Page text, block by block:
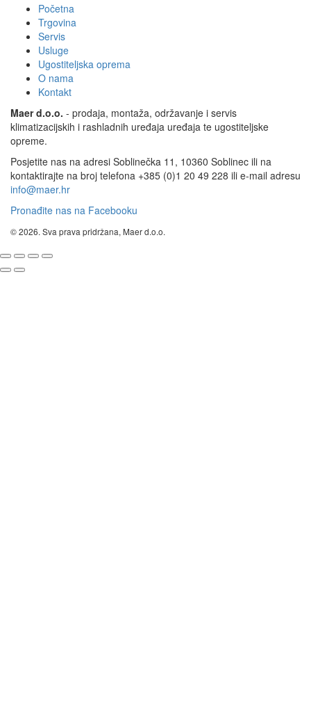
Početna
Trgovina
Servis
Usluge
Ugostiteljska oprema
O nama
Kontakt
Maer d.o.o. - prodaja, montaža, održavanje i servis
klimatizacijskih i rashladnih uređaja uređaja te ugostiteljske
opreme.
Posjetite nas na adresi Soblinečka 11, 10360 Soblinec ili na
kontaktirajte na broj telefona +385 (0)1 20 49 228 ili e-mail adresu
info@maer.hr
Pronađite nas na Facebooku
© 2026. Sva prava pridržana, Maer d.o.o.